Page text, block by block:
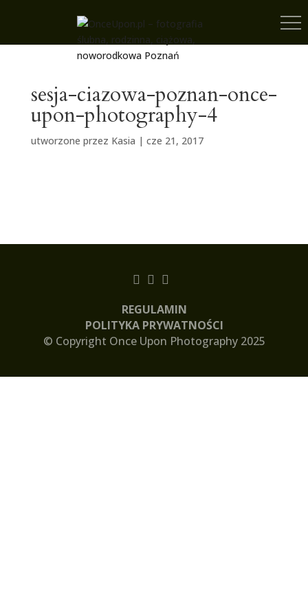
sesja-ciazowa-poznan-once-
upon-photography-4
utworzone przez Kasia | cze 21, 2017
© Copyright Once Upon Photography 2025
REGULAMIN
POLITYKA PRYWATNOŚCI